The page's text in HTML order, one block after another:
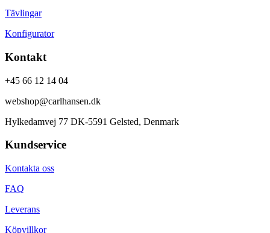
Tävlingar
Konfigurator
Kontakt
+45 66 12 14 04
webshop@carlhansen.dk
Hylkedamvej 77 DK-5591 Gelsted, Denmark
Kundservice
Kontakta oss
FAQ
Leverans
Köpvillkor